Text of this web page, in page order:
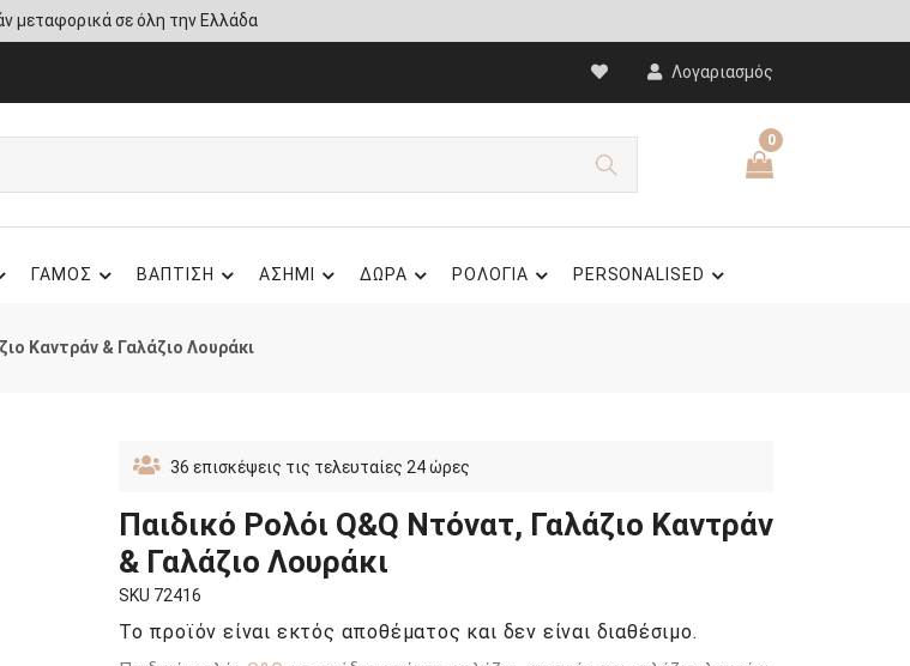
- Δικαίωμα επιστροφής
Λογαριασμός
0
ΓΑΜΟΣ ΒΑΠΤΙΣΗ ΑΣΗΜΙ ΔΩΡΑ ΡΟΛΟΓΙΑ PERSONALISED
Καντράν & Γαλάζιο Λουράκι
36 επισκέψεις τις τελευταίες 24 ώρες
Παιδικό Ρολόι Q&Q Ντόνατ, Γαλάζιο Καντράν
& Γαλάζιο Λουράκι
SKU 72416
Το προϊόν είναι εκτός αποθέματος και δεν είναι διαθέσιμο.